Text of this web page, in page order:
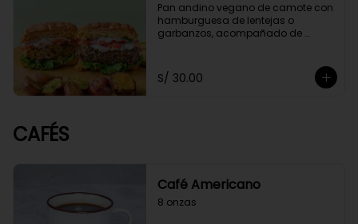
Pan andino vegano de camote con
hamburguesa de lentejas o
garbanzos, acompañado de
guacamole y papitas cocktail
salteadas con perejil.
S/ 30.00
CAFÉS
Café Americano
8 onzas